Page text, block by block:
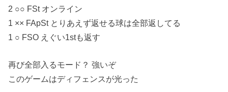
2 ○○ FSt オンライン
1 ×× FApSt とりあえず返せる球は全部返してる
1 ○ FSO えぐい1stも返す
再び全部入るモード？ 強いぞ
このゲームはディフェンスが光った